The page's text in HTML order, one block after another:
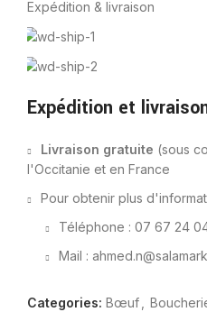
Expédition & livraison
Expédition et
Livraison gratuite (sous
l'Occitanie et en France
Pour obtenir plus
Téléphone : 07 67 24
Mail :
Categories: Bœuf